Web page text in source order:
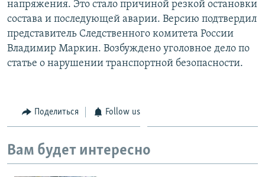
напряжения. Это стало причиной резкой остановки
состава и последующей аварии. Версию подтвердил
представитель Следственного комитета России
Владимир Маркин. Возбуждено уголовное дело по
статье о нарушении транспортной безопасности.
Поделиться Follow us
Вам будет интересно